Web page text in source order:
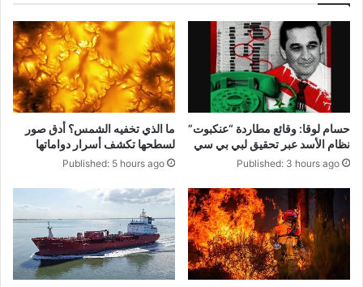
حسام لوقا: وقائع مطاردة “عنكبوت”
نظام الأسد عبر تحقيق لبي بي سي
Published: 3 hours ago
ما الذي تخفيه الشمس؟ أدق صور
لسطحها تكشف أسرار دواماتها
Published: 5 hours ago